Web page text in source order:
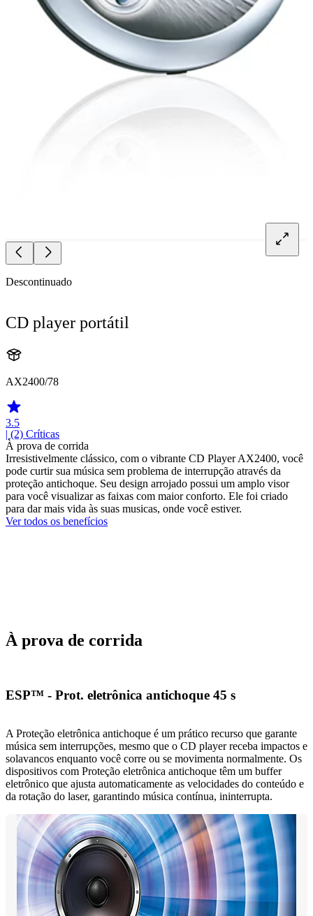
Descontinuado
CD player portátil
AX2400/78
3.5
| (2) Críticas
À prova de corrida
Irresistivelmente clássico, com o vibrante CD Player AX2400, você
pode curtir sua música sem problema de interrupção através da
proteção antichoque. Seu design arrojado possui um amplo visor
para você visualizar as faixas com maior conforto. Ele foi criado
para dar mais vida às suas musicas, onde você estiver.
Ver todos os benefícios
À prova de corrida
ESP™ - Prot. eletrônica antichoque 45 s
A Proteção eletrônica antichoque é um prático recurso que garante
música sem interrupções, mesmo que o CD player receba impactos e
solavancos enquanto você corre ou se movimenta normalmente. Os
dispositivos com Proteção eletrônica antichoque têm um buffer
eletrônico que ajusta automaticamente as velocidades do conteúdo e
da rotação do laser, garantindo música contínua, ininterrupta.